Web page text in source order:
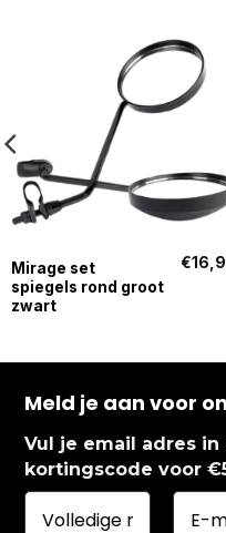
Mirage set
spiegels rond groot
zwart
€
Meld je aan voor
Vul je email adres
kortingscode voor